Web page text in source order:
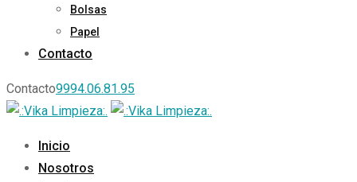
Bolsas
Papel
Contacto
Contacto9994.06.81.95
Inicio
Nosotros